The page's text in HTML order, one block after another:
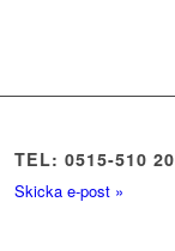
TEL: 0515-510 20
Skicka e-post »